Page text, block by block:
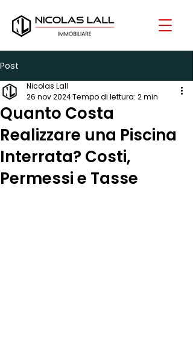
Post
Quanto Costa
Realizzare una Piscina
Interrata? Costi,
Permessi e Tasse
Nicolas Lall
26 nov 2024Tempo di lettura: 2 min